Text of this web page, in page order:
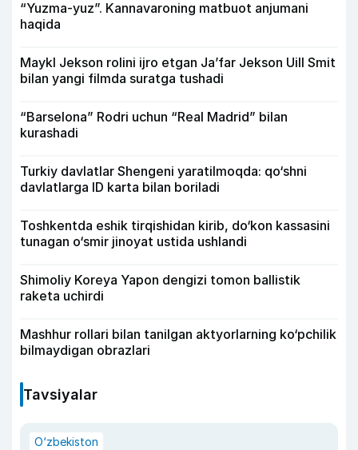
“Yuzma-yuz”. Kannavaroning matbuot anjumani
haqida
Maykl Jekson rolini ijro etgan Ja’far Jekson Uill Smit
bilan yangi filmda suratga tushadi
“Barselona” Rodri uchun “Real Madrid” bilan
kurashadi
Turkiy davlatlar Shengeni yaratilmoqda: qo‘shni
davlatlarga ID karta bilan boriladi
Toshkentda eshik tirqishidan kirib, do‘kon kassasini
tunagan o‘smir jinoyat ustida ushlandi
Shimoliy Koreya Yapon dengizi tomon ballistik
raketa uchirdi
Mashhur rollari bilan tanilgan aktyorlarning ko‘pchilik
bilmaydigan obrazlari
Tavsiyalar
O‘zbekiston